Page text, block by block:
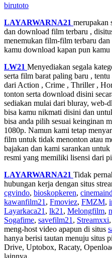
birutoto
LAYARWARNA21 merupakan
dan download film terbaru ,
menemukan film-film terbaru dan
kamu download kapan pun kamu
LW21 Menyediakan segala
serta film barat paling baru ,
dari Action , Crime , Thriller ,
tonton serta download disini
sediakan mulai dari bluray, web-
bisa kamu nikmati disini dan
bisa anda pilih sesuai keinginan
1080p. Namun kami tetap
film untuk tidak menonton atau
bajakan dan kami sarankan
resmi yang memiliki lisensi dari
LAYARWARNA21 Tidak
hubungan kerja dengan situs
cgvindo, bioskopkeren,
kawanfilm21 , Fmoviez, FMZM,
Layarkaca21 , lk21 , Melongfilm,
Sogafime, savefilm21 , Streamxxi
meng-host video apapun di situs
hanya berisi tautan menuju situs
Drive, Uptobox, Racaty,
lainnya.